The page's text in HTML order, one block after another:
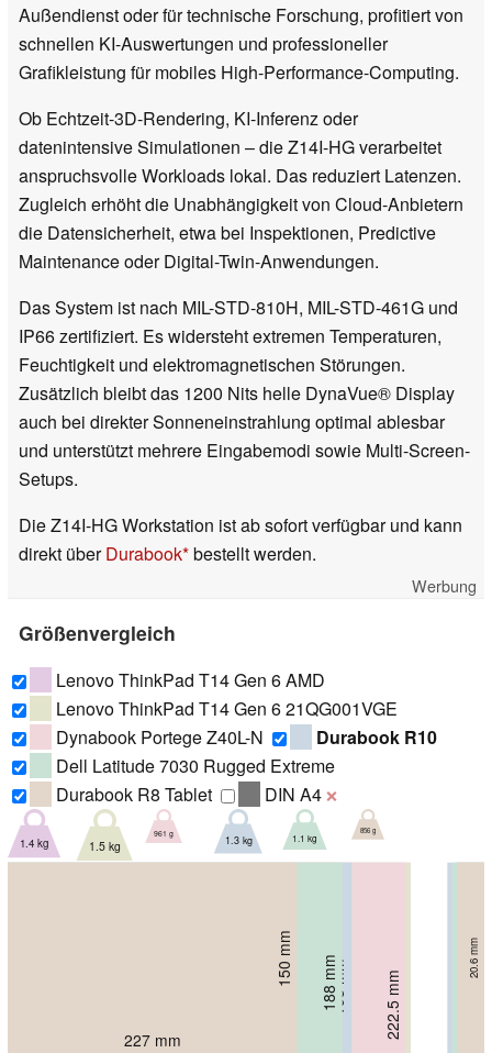
Werbung
Außendienst oder für technische Forschung, profitiert von
schnellen KI-Auswertungen und professioneller
Grafikleistung für mobiles High-Performance-Computing.
Ob Echtzeit-3D-Rendering, KI-Inferenz oder
datenintensive Simulationen – die Z14I-HG verarbeitet
anspruchsvolle Workloads lokal. Das reduziert Latenzen.
Zugleich erhöht die Unabhängigkeit von Cloud-Anbietern
die Datensicherheit, etwa bei Inspektionen, Predictive
Maintenance oder Digital-Twin-Anwendungen.
Das System ist nach MIL-STD-810H, MIL-STD-461G und
IP66 zertifiziert. Es widersteht extremen Temperaturen,
Feuchtigkeit und elektromagnetischen Störungen.
Zusätzlich bleibt das 1200 Nits helle DynaVue® Display
auch bei direkter Sonneneinstrahlung optimal ablesbar
und unterstützt mehrere Eingabemodi sowie Multi-Screen-
Setups.
Die Z14I-HG Workstation ist ab sofort verfügbar und kann
direkt überDurabook bestellt werden.
Größenvergleich
Lenovo ThinkPad T14 Gen 6 AMD
Lenovo ThinkPad T14 Gen 6 21QG001VGE
Dynabook Portege Z40L-N
Durabook R10
Dell Latitude 7030 Rugged Extreme
Durabook R8 Tablet
DIN A4 ❌
223.7 mm
1.4 kg
223.7 mm
1.5 kg
222.5 mm
961 g
195 mm 29 mm
1.3 kg
188 mm 25.4 mm
1.1 kg
227 mm
150 mm 20.6 mm
856 g